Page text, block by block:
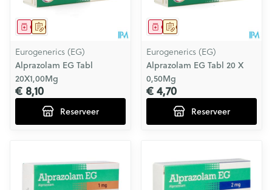
Op voorschrift
Geneesmiddel
Eurogenerics (EG)
Alprazolam EG Tabl
20X1,00Mg
€ 8,10
Reserveer
Op voorschrift
Geneesmiddel
Eurogenerics (EG)
Alprazolam EG Tabl 20 X
0,50Mg
€ 4,70
Reserveer